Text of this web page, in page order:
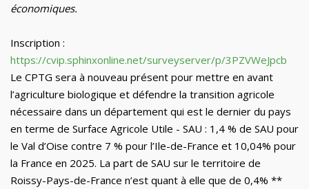
économiques.
Inscription :
https://cvip.sphinxonline.net/surveyserver/p/3PZVWeJpcb
Le CPTG sera à nouveau présent pour mettre en avant
l’agriculture biologique et défendre la transition agricole
nécessaire dans un département qui est le dernier du pays
en terme de Surface Agricole Utile - SAU : 1,4 % de SAU pour
le Val d’Oise contre 7 % pour l’Ile-de-France et 10,04% pour
la France en 2025. La part de SAU sur le territoire de
Roissy-Pays-de-France n’est quant à elle que de 0,4% **